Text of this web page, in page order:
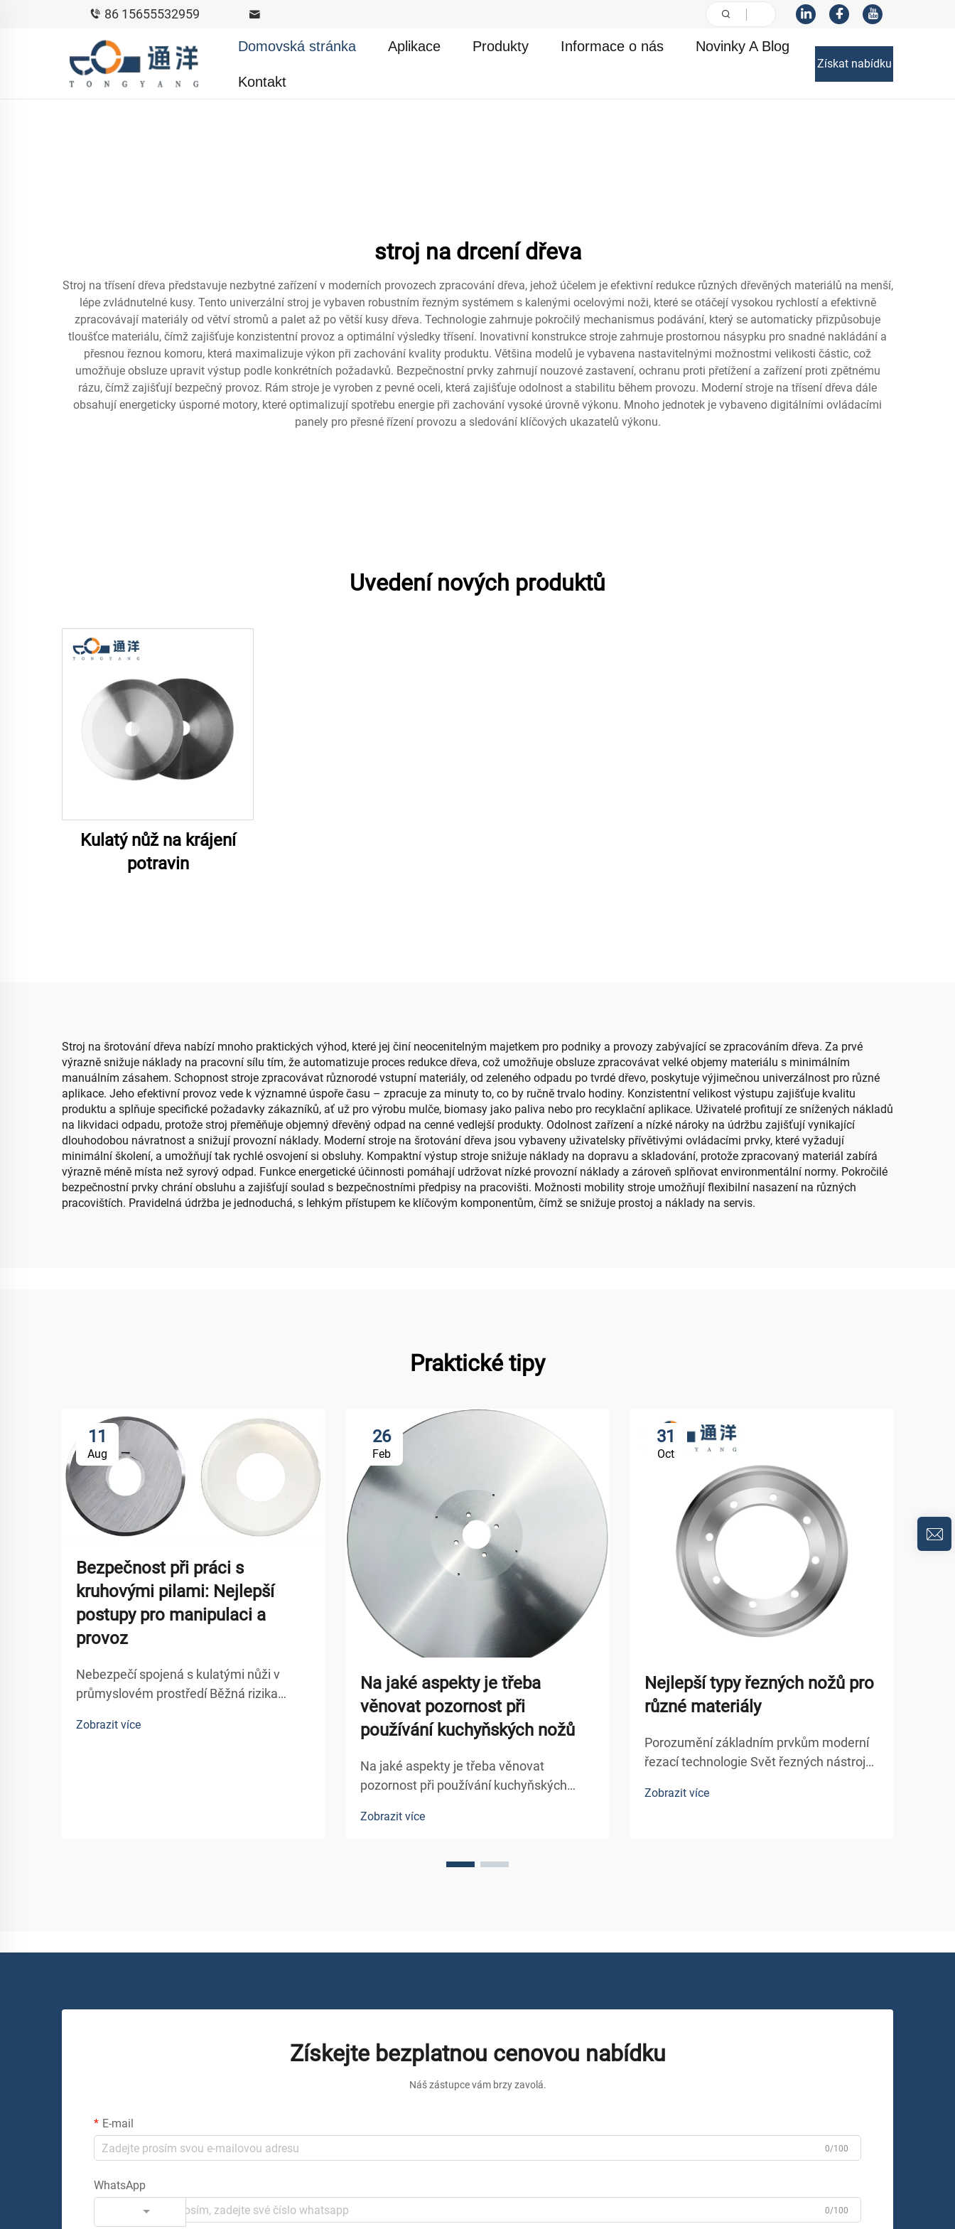
86 15655532959
Domovská stránka Aplikace Produkty Informace o nás Novinky A Blog
Kontakt
Získat nabídku
stroj na drcení dřeva
Stroj na třísení dřeva představuje nezbytné zařízení v moderních provozech zpracování dřeva, jehož účelem je efektivní redukce různých dřevěných materiálů na menší,
lépe zvládnutelné kusy. Tento univerzální stroj je vybaven robustním řezným systémem s kalenými ocelovými noži, které se otáčejí vysokou rychlostí a efektivně
zpracovávají materiály od větví stromů a palet až po větší kusy dřeva. Technologie zahrnuje pokročilý mechanismus podávání, který se automaticky přizpůsobuje
tloušťce materiálu, čímž zajišťuje konzistentní provoz a optimální výsledky třísení. Inovativní konstrukce stroje zahrnuje prostornou násypku pro snadné nakládání a
přesnou řeznou komoru, která maximalizuje výkon při zachování kvality produktu. Většina modelů je vybavena nastavitelnými možnostmi velikosti částic, což
umožňuje obsluze upravit výstup podle konkrétních požadavků. Bezpečnostní prvky zahrnují nouzové zastavení, ochranu proti přetížení a zařízení proti zpětnému
rázu, čímž zajišťují bezpečný provoz. Rám stroje je vyroben z pevné oceli, která zajišťuje odolnost a stabilitu během provozu. Moderní stroje na třísení dřeva dále
obsahují energeticky úsporné motory, které optimalizují spotřebu energie při zachování vysoké úrovně výkonu. Mnoho jednotek je vybaveno digitálními ovládacími
panely pro přesné řízení provozu a sledování klíčových ukazatelů výkonu.
Uvedení nových produktů
Kulatý nůž na krájení
potravin
Stroj na šrotování dřeva nabízí mnoho praktických výhod, které jej činí neocenitelným majetkem pro podniky a provozy zabývající se zpracováním dřeva. Za prvé
výrazně snižuje náklady na pracovní sílu tím, že automatizuje proces redukce dřeva, což umožňuje obsluze zpracovávat velké objemy materiálu s minimálním
manuálním zásahem. Schopnost stroje zpracovávat různorodé vstupní materiály, od zeleného odpadu po tvrdé dřevo, poskytuje výjimečnou univerzálnost pro různé
aplikace. Jeho efektivní provoz vede k významné úspoře času – zpracuje za minuty to, co by ručně trvalo hodiny. Konzistentní velikost výstupu zajišťuje kvalitu
produktu a splňuje specifické požadavky zákazníků, ať už pro výrobu mulče, biomasy jako paliva nebo pro recyklační aplikace. Uživatelé profitují ze snížených nákladů
na likvidaci odpadu, protože stroj přeměňuje objemný dřevěný odpad na cenné vedlejší produkty. Odolnost zařízení a nízké nároky na údržbu zajišťují vynikající
dlouhodobou návratnost a snižují provozní náklady. Moderní stroje na šrotování dřeva jsou vybaveny uživatelsky přívětivými ovládacími prvky, které vyžadují
minimální školení, a umožňují tak rychlé osvojení si obsluhy. Kompaktní výstup stroje snižuje náklady na dopravu a skladování, protože zpracovaný materiál zabírá
výrazně méně místa než syrový odpad. Funkce energetické účinnosti pomáhají udržovat nízké provozní náklady a zároveň splňovat environmentální normy. Pokročilé
bezpečnostní prvky chrání obsluhu a zajišťují soulad s bezpečnostními předpisy na pracovišti. Možnosti mobility stroje umožňují flexibilní nasazení na různých
pracovištích. Pravidelná údržba je jednoduchá, s lehkým přístupem ke klíčovým komponentům, čímž se snižuje prostoj a náklady na servis.
Praktické tipy
11
Aug
Bezpečnost při práci s
kruhovými pilami: Nejlepší
postupy pro manipulaci a
provoz
Nebezpečí spojená s kulatými nůži v
průmyslovém prostředí Běžná rizika
Nebezpečí způsobená kulatými nůži v
Zobrazit více
26
Feb
Na jaké aspekty je třeba
věnovat pozornost při
používání kuchyňských nožů
Na jaké aspekty je třeba věnovat
pozornost při používání kuchyňských
nástroji v kuchyních, od domácího vaření
rychlejší a snazší provádění úkolů, jako je
Zobrazit více
31
Oct
Nejlepší typy řezných nožů pro
různé materiály
Porozumění základním prvkům moderní
řezací technologie Svět řezných nástrojů
primitivních kamenných nástrojů až po
Zobrazit více
Získejte bezplatnou cenovou nabídku
Náš zástupce vám brzy zavolá.
E-mail
0/100
WhatsApp
0/100